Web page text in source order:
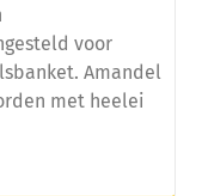
voor
Amandel
met heelei